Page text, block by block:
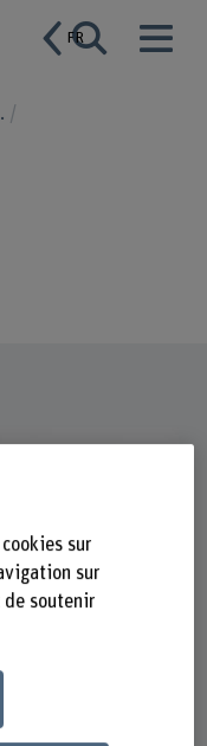
FR
sur
sur
soutenir